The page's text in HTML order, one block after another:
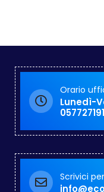
Orario
Lunedì-
Scrivici